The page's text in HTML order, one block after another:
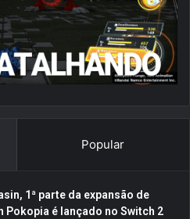
Popular
1ª parte da expansão de
Pokopia é lançado no Switch 2